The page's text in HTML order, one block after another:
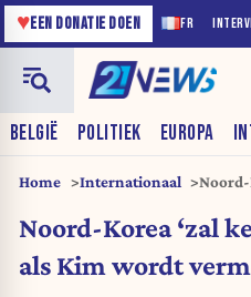
FR
♥EEN DONATIE DOEN
BELGIË POLITIEK EUROPA
Home Internationaal
Noord-
Noord-Korea ‘zal
als Kim wordt